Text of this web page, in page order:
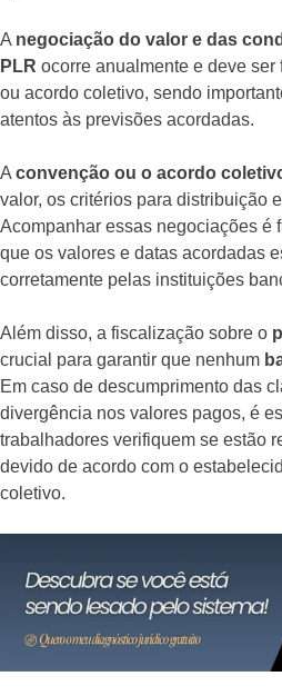
A negociação do valor e das
PLR ocorre anualmente e deve
ou acordo coletivo, sendo
atentos às previsões acordadas.
A convenção ou o acordo
valor, os critérios para distribuição
Acompanhar essas negociações é
que os valores e datas acordadas
corretamente pelas instituições
Além disso, a fiscalização sobre o
crucial para garantir que nenhum
Em caso de descumprimento das
divergência nos valores pagos, é
trabalhadores verifiquem se estão
devido de acordo com o
coletivo.